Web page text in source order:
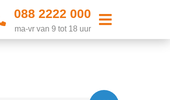
088 2222 000
ma-vr van 9 tot 18 uur